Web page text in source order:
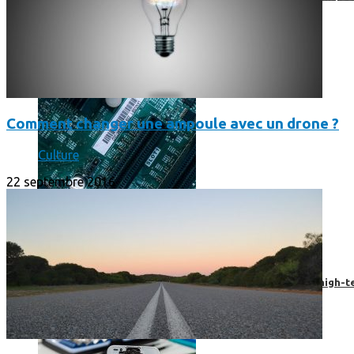
Prendre une extension de garantie pour vos appareils high-
Comment changer une ampoule avec un drone ?
Culture
22 septembre 2016